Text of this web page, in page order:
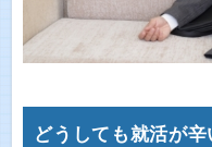
どうしても就活が辛